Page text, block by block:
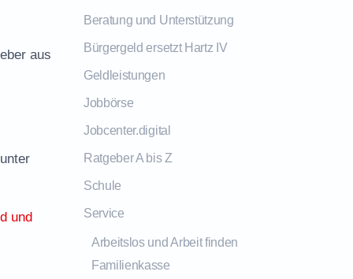
aus
und
Beratung und Unterstützung
Bürgergeld ersetzt Hartz IV
Geldleistungen
Jobbörse
Jobcenter.digital
Ratgeber A bis Z
Schule
Service
Arbeitslos und Arbeit finden
Familienkasse